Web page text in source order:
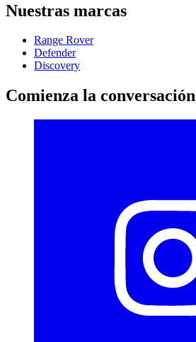
Nuestras marcas
Range Rover
Defender
Discovery
Comienza la conversación